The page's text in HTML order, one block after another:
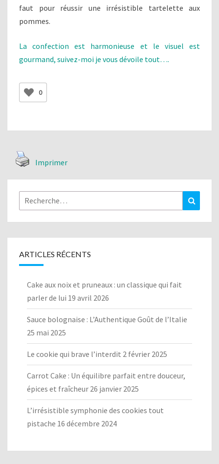
faut pour réussir une irrésistible tartelette aux
pommes.
La confection est harmonieuse et le visuel est
gourmand, suivez-moi je vous dévoile tout….
0
Imprimer
Rechercher :
ARTICLES RÉCENTS
Cake aux noix et pruneaux : un classique qui fait
parler de lui 19 avril 2026
Sauce bolognaise : L’Authentique Goût de l’Italie
25 mai 2025
Le cookie qui brave l’interdit 2 février 2025
Carrot Cake : Un équilibre parfait entre douceur,
épices et fraîcheur 26 janvier 2025
L’irrésistible symphonie des cookies tout
pistache 16 décembre 2024